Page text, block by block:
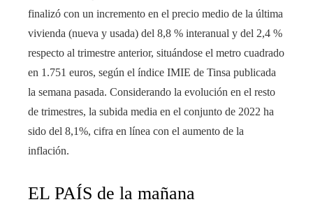
finalizó con un incremento en el precio medio de la última
vivienda (nueva y usada) del 8,8 % interanual y del 2,4 %
respecto al trimestre anterior, situándose el metro cuadrado
en 1.751 euros, según el índice IMIE de Tinsa publicada
la semana pasada. Considerando la evolución en el resto
de trimestres, la subida media en el conjunto de 2022 ha
sido del 8,1%, cifra en línea con el aumento de la
inflación.
EL PAÍS de la mañana